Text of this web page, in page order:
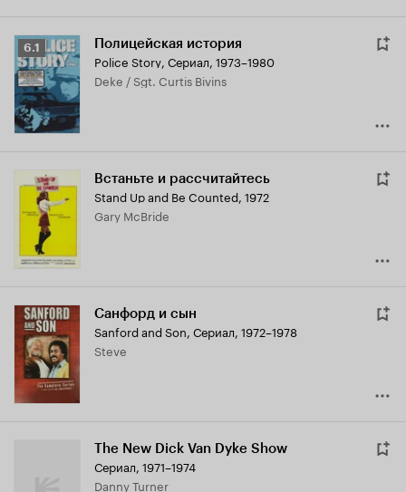
Рейтинг
Кинопоиска
6.1
6.1 Полицейская история
Police Story, Сериал, 1973–1980
Deke / Sgt. Curtis Bivins
Встаньте и рассчитайтесь
Stand Up and Be Counted, 1972
Gary McBride
Санфорд и сын
Sanford and Son, Сериал, 1972–1978
Steve
The New Dick Van Dyke Show
Сериал, 1971–1974
Danny Turner